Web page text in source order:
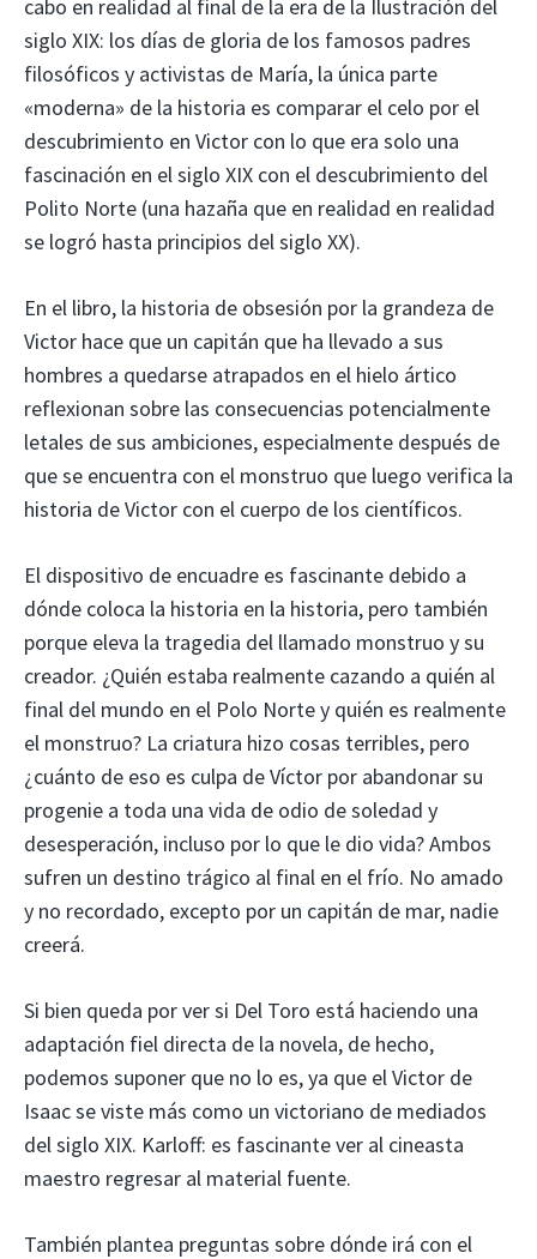
cabo en realidad al final de la era de la Ilustración del
siglo XIX: los días de gloria de los famosos padres
filosóficos y activistas de María, la única parte
«moderna» de la historia es comparar el celo por el
descubrimiento en Victor con lo que era solo una
fascinación en el siglo XIX con el descubrimiento del
Polito Norte (una hazaña que en realidad en realidad
se logró hasta principios del siglo XX).
En el libro, la historia de obsesión por la grandeza de
Victor hace que un capitán que ha llevado a sus
hombres a quedarse atrapados en el hielo ártico
reflexionan sobre las consecuencias potencialmente
letales de sus ambiciones, especialmente después de
que se encuentra con el monstruo que luego verifica la
historia de Victor con el cuerpo de los científicos.
El dispositivo de encuadre es fascinante debido a
dónde coloca la historia en la historia, pero también
porque eleva la tragedia del llamado monstruo y su
creador. ¿Quién estaba realmente cazando a quién al
final del mundo en el Polo Norte y quién es realmente
el monstruo? La criatura hizo cosas terribles, pero
¿cuánto de eso es culpa de Víctor por abandonar su
progenie a toda una vida de odio de soledad y
desesperación, incluso por lo que le dio vida? Ambos
sufren un destino trágico al final en el frío. No amado
y no recordado, excepto por un capitán de mar, nadie
creerá.
Si bien queda por ver si Del Toro está haciendo una
adaptación fiel directa de la novela, de hecho,
podemos suponer que no lo es, ya que el Victor de
Isaac se viste más como un victoriano de mediados
del siglo XIX. Karloff: es fascinante ver al cineasta
maestro regresar al material fuente.
También plantea preguntas sobre dónde irá con el